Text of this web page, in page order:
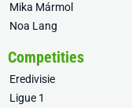
Mika Mármol
Noa Lang
Competities
Eredivisie
Ligue 1